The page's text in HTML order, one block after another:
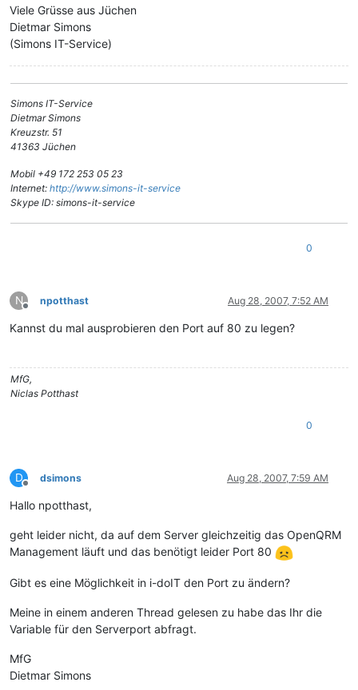
Viele Grüsse aus Jüchen
Dietmar Simons
(Simons IT-Service)
Simons IT-Service
Dietmar Simons
Kreuzstr. 51
41363 Jüchen
Mobil +49 172 253 05 23
Internet: http://www.simons-it-service
Skype ID: simons-it-service
0
N
Offline
npotthast Aug 28, 2007, 7:52 AM
Kannst du mal ausprobieren den Port auf 80 zu legen?
MfG,
Niclas Potthast
0
D
Offline
dsimons Aug 28, 2007, 7:59 AM
Hallo npotthast,
geht leider nicht, da auf dem Server gleichzeitig das OpenQRM
Management läuft und das benötigt leider Port 80
Gibt es eine Möglichkeit in i-doIT den Port zu ändern?
Meine in einem anderen Thread gelesen zu habe das Ihr die
Variable für den Serverport abfragt.
MfG
Dietmar Simons